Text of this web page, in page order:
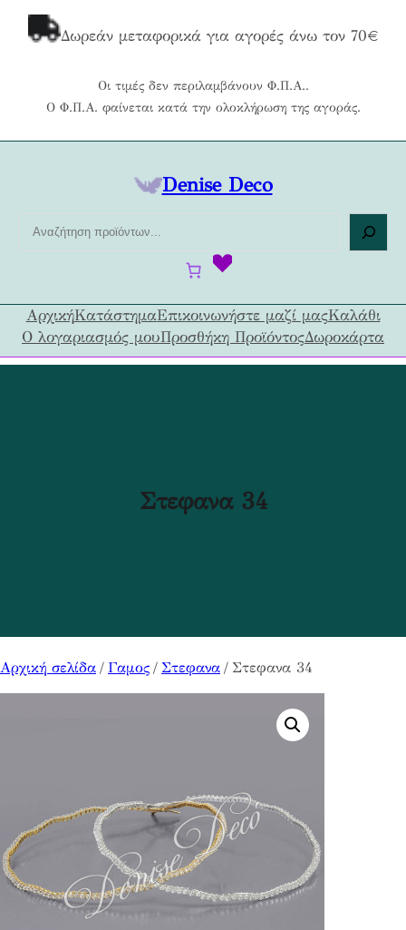
Δωρεάν μεταφορικά για αγορές άνω τον 70€
Οι τιμές δεν περιλαμβάνουν Φ.Π.Α..
Ο Φ.Π.Α. φαίνεται κατά την ολοκλήρωση της αγοράς.
Denise Deco
ή
τ
η
ΑρχικήΚατάστημαΕπικοινωνήστε μαζί μαςΚαλάθι
Ο λογαριασμός μουΠροσθήκη ΠροϊόντοςΔωροκάρτα
Στεφανα 34
Αρχική σελίδα / Γαμος / Στεφανα / Στεφανα 34